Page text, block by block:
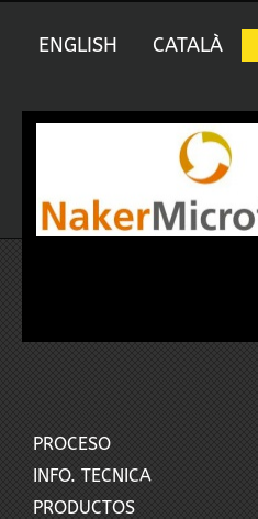
ENGLISH CATALÀ
PROCESO
INFO. TECNICA
PRODUCTOS